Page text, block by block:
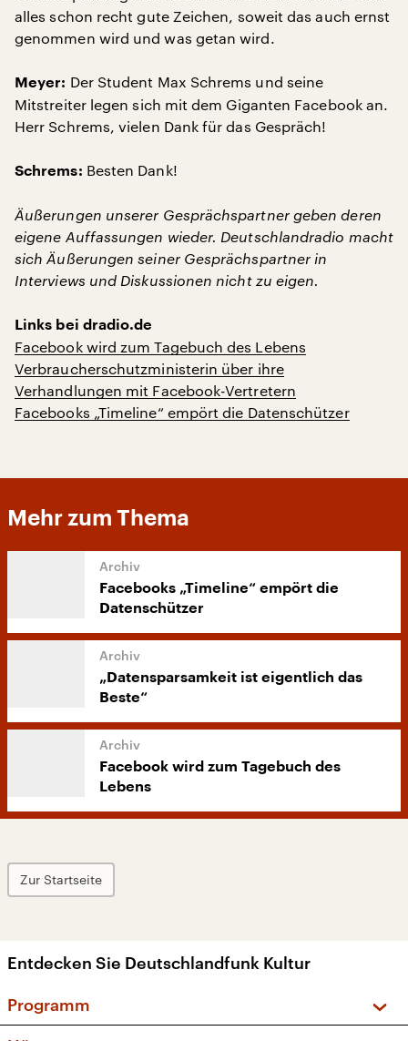
alles schon recht gute Zeichen, soweit das auch ernst
genommen wird und was getan wird.
Meyer: Der Student Max Schrems und seine
Mitstreiter legen sich mit dem Giganten Facebook an.
Herr Schrems, vielen Dank für das Gespräch!
Schrems: Besten Dank!
Äußerungen unserer Gesprächspartner geben deren
eigene Auffassungen wieder. Deutschlandradio macht
sich Äußerungen seiner Gesprächspartner in
Interviews und Diskussionen nicht zu eigen.
Links bei dradio.de
Facebook wird zum Tagebuch des Lebens
Verbraucherschutzministerin über ihre
Verhandlungen mit Facebook-Vertretern
Facebooks „Timeline“ empört die Datenschützer
Mehr zum Thema
Facebooks „Timeline“ empört die
Datenschützer
„Datensparsamkeit ist eigentlich das
Beste“
Facebook wird zum Tagebuch des
Lebens
Zur Startseite
Entdecken Sie Deutschlandfunk Kultur
Programm